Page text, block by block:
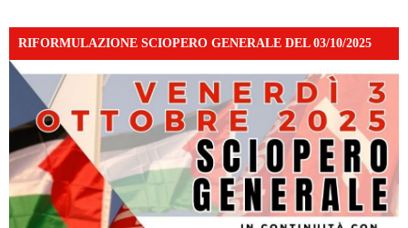
RIFORMULAZIONE SCIOPERO GENERALE DEL 03/10/2025